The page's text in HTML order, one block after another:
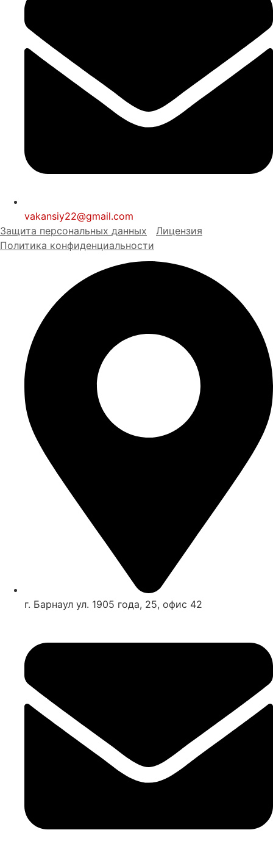
vakansiy22@gmail.com
Защита персональных данных
Лицензия
Политика конфиденциальности
г. Барнаул ул. 1905 года, 25, офис 42